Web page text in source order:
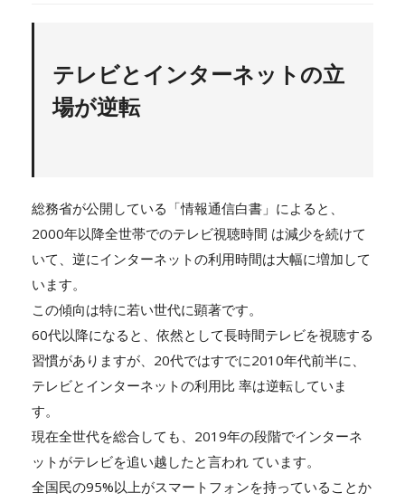
テレビとインターネットの立
場が逆転
総務省が公開している「情報通信白書」によると、
2000年以降全世帯でのテレビ視聴時間 は減少を続けて
いて、逆にインターネットの利用時間は大幅に増加して
います。
この傾向は特に若い世代に顕著です。
60代以降になると、依然として長時間テレビを視聴する
習慣がありますが、20代ではすでに2010年代前半に、
テレビとインターネットの利用比 率は逆転していま
す。
現在全世代を総合しても、2019年の段階でインターネ
ットがテレビを追い越したと言われ ています。
全国民の95%以上がスマートフォンを持っていることか